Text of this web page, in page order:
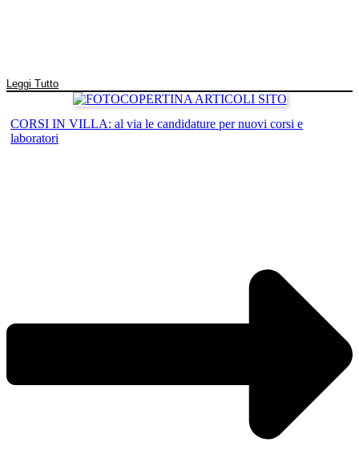
Leggi Tutto
CORSI IN VILLA: al via le candidature per nuovi corsi e
laboratori